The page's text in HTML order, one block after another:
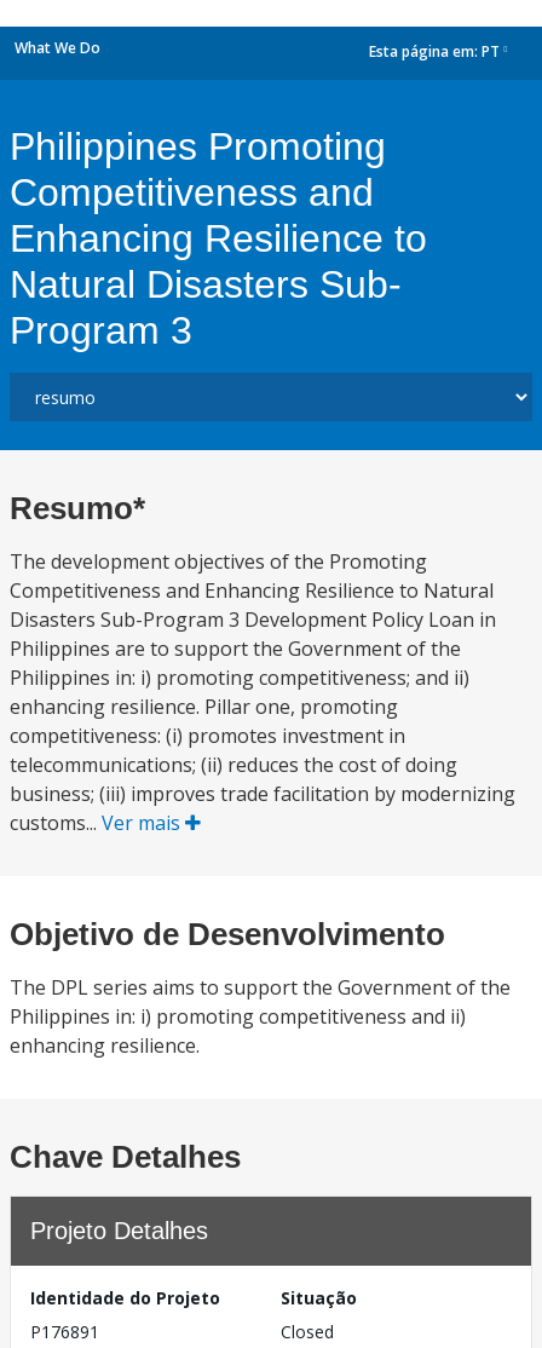
What We Do Esta página em: PT
Philippines Promoting
Competitiveness and
Enhancing Resilience to
Natural Disasters Sub-
Program 3
Resumo*
The development objectives of the Promoting
Competitiveness and Enhancing Resilience to Natural
Disasters Sub-Program 3 Development Policy Loan in
Philippines are to support the Government of the
Philippines in: i) promoting competitiveness; and ii)
enhancing resilience. Pillar one, promoting
competitiveness: (i) promotes investment in
telecommunications; (ii) reduces the cost of doing
business; (iii) improves trade facilitation by modernizing
customs... Ver mais
Objetivo de Desenvolvimento
The DPL series aims to support the Government of the
Philippines in: i) promoting competitiveness and ii)
enhancing resilience.
Chave Detalhes
Projeto Detalhes
Identidade do Projeto
P176891
Situação
Closed